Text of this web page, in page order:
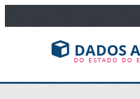
Ir para o conteúdo principal
DADOS
DO ESTADO DO